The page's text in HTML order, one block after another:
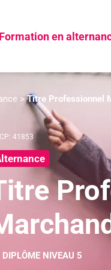
Formation en
>Titre Professionnel
41853
DIPLÔME NIVEAU 5